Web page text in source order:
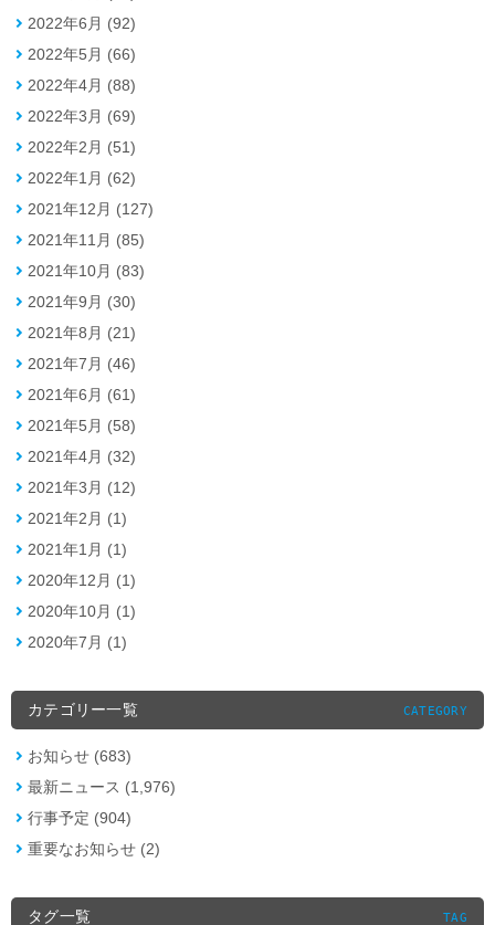
2022年6月 (92)
2022年5月 (66)
2022年4月 (88)
2022年3月 (69)
2022年2月 (51)
2022年1月 (62)
2021年12月 (127)
2021年11月 (85)
2021年10月 (83)
2021年9月 (30)
2021年8月 (21)
2021年7月 (46)
2021年6月 (61)
2021年5月 (58)
2021年4月 (32)
2021年3月 (12)
2021年2月 (1)
2021年1月 (1)
2020年12月 (1)
2020年10月 (1)
2020年7月 (1)
カテゴリー一覧 CATEGORY
お知らせ (683)
最新ニュース (1,976)
行事予定 (904)
重要なお知らせ (2)
タグ一覧 TAG